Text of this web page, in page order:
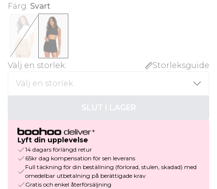
Färg: Svart
Välj en storlek: Storleksguide
SLUT I LAGER
Lyft din upplevelse
14 dagars förlängd retur
65kr dag kompensation för sen leverans
Full täckning för din beställning (förlorad, stulen, skadad) med
omedelbar utbetalning på berättigade krav
Gratis och enkel återförsäljning